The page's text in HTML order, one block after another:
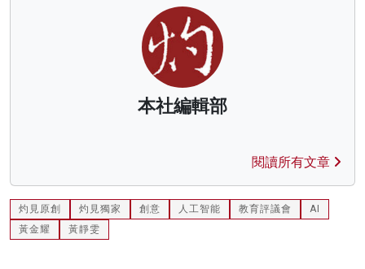
本社編輯部
閱讀所有文章
灼見原創 灼見獨家 創意 人工智能 教育評議會
AI
黃金耀
黃靜雯